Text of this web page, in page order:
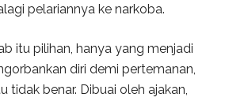
pelariannya ke narkoba.
itu pilihan, hanya yang menjadi
diri demi pertemanan,
tidak benar. Dibuai oleh ajakan,